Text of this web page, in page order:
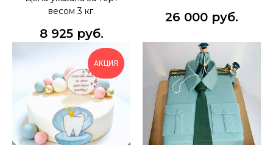
весом 3 кг.
8 925 руб.
26 000 руб.
АКЦИЯ